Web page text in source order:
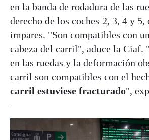
en la banda de rodadura de las
derecho de los coches 2, 3, 4 y 5,
impares. "Son compatibles con
cabeza del carril", aduce la Ciaf.
en las ruedas y la deformación
carril son compatibles con el
carril estuviese fracturado",